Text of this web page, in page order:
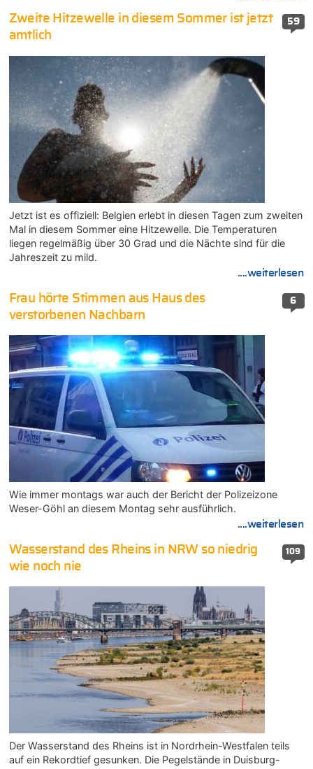
59
Zweite Hitzewelle in diesem Sommer ist jetzt
amtlich
Jetzt ist es offiziell: Belgien erlebt in diesen Tagen zum zweiten
Mal in diesem Sommer eine Hitzewelle. Die Temperaturen
liegen regelmäßig über 30 Grad und die Nächte sind für die
Jahreszeit zu mild.
....weiterlesen
6
Frau hörte Stimmen aus Haus des
verstorbenen Nachbarn
Wie immer montags war auch der Bericht der Polizeizone
Weser-Göhl an diesem Montag sehr ausführlich.
....weiterlesen
109
Wasserstand des Rheins in NRW so niedrig
wie noch nie
Der Wasserstand des Rheins ist in Nordrhein-Westfalen teils
auf ein Rekordtief gesunken. Die Pegelstände in Duisburg-